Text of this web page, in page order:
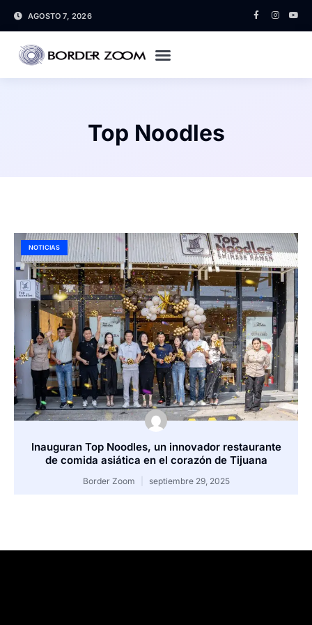
AGOSTO 7, 2026
Top Noodles
NOTICIAS
Inauguran Top Noodles, un innovador restaurante
de comida asiática en el corazón de Tijuana
Border Zoom septiembre 29, 2025